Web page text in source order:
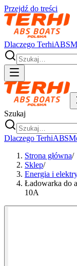
Przejdź do treści
Dlaczego TerhiABS
Szukaj
Dlaczego TerhiABS
Strona główna/
Sklep/
Energia i
Ładowarka do
10A